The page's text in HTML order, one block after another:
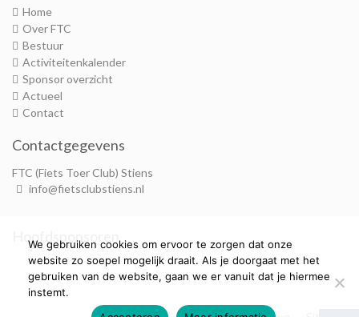
Home
Over FTC
Bestuur
Activiteitenkalender
Sponsor overzicht
Actueel
Contact
Contactgegevens
FTC (Fiets Toer Club) Stiens
info@fietsclubstiens.nl
Hoofdsponsoren
We gebruiken cookies om ervoor te zorgen dat onze
website zo soepel mogelijk draait. Als je doorgaat met het
gebruiken van de website, gaan we er vanuit dat je hiermee
instemt.